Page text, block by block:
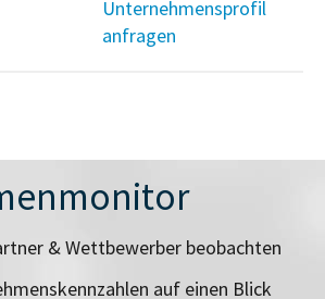
Unternehmensprofil
anfragen
& Wettbewerber beobachten
auf einen Blick